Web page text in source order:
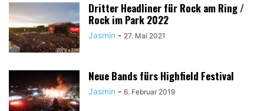
Dritter Headliner für Rock am Ring /
Rock im Park 2022
Jasmin - 27. Mai 2021
Neue Bands fürs Highfield Festival
Jasmin - 6. Februar 2019